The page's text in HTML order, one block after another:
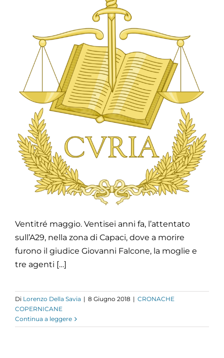
Ventitré maggio. Ventisei anni fa, l’attentato
sull’A29, nella zona di Capaci, dove a morire
furono il giudice Giovanni Falcone, la moglie e
tre agenti […]
Di Lorenzo Della Savia | 8 Giugno 2018 | CRONACHE
COPERNICANE
Continua a leggere